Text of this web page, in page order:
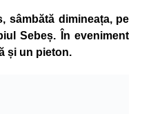
etilotest, rezultatul
sâmbătă dimineața, pe
Sebeș. În eveniment
și un pieton.